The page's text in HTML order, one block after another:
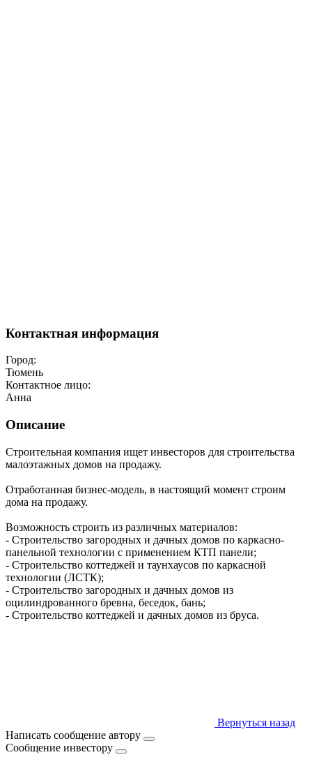
Контактная информация
Город:
Тюмень
Контактное лицо:
Анна
Описание
Строительная компания ищет инвесторов для строительства
малоэтажных домов на продажу.
Отработанная бизнес-модель, в настоящий момент строим
дома на продажу.
Возможность строить из различных материалов:
- Строительство загородных и дачных домов по каркасно-
панельной технологии с применением КТП панели;
- Строительство коттеджей и таунхаусов по каркасной
технологии (ЛСТК);
- Строительство загородных и дачных домов из
оцилиндрованного бревна, беседок, бань;
- Строительство коттеджей и дачных домов из бруса.
Вернуться назад
Написать сообщение автору
Сообщение инвестору